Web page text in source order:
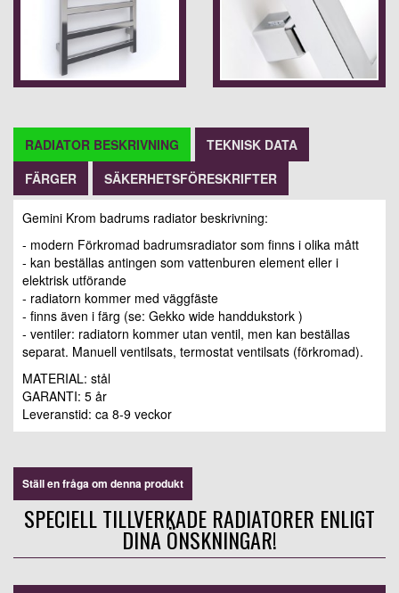
RADIATOR BESKRIVNING
TEKNISK DATA
FÄRGER
SÄKERHETSFÖRESKRIFTER
Gemini Krom badrums radiator beskrivning:
- modern Förkromad badrumsradiator som finns i olika mått
- kan beställas antingen som vattenburen element eller i
elektrisk utförande
- radiatorn kommer med väggfäste
- finns även i färg (se: Gekko wide handdukstork )
- ventiler: radiatorn kommer utan ventil, men kan beställas
separat. Manuell ventilsats, termostat ventilsats (förkromad).
MATERIAL: stål
GARANTI: 5 år
Leveranstid: ca 8-9 veckor
Ställ en fråga om denna produkt
SPECIELL TILLVERKADE RADIATORER ENLIGT
DINA ÖNSKNINGAR!